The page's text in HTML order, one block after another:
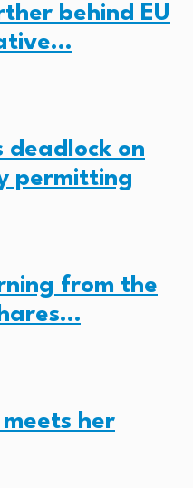
behind EU
deadlock on
permitting
from the
her